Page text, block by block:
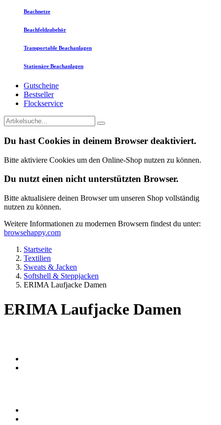
Beachnetze
Beachfeldzubehör
Transportable Beachanlagen
Stationäre Beachanlagen
Gutscheine
Bestseller
Flockservice
Du hast Cookies in deinem Browser deaktiviert.
Bitte aktiviere Cookies um den Online-Shop nutzen zu können.
Du nutzt einen nicht unterstützten Browser.
Bitte aktualisiere deinen Browser um unseren Shop vollständig
nutzen zu können.
Weitere Informationen zu modernen Browsern findest du unter:
browsehappy.com
Startseite
Textilien
Sweats & Jacken
Softshell & Steppjacken
ERIMA Laufjacke Damen
ERIMA Laufjacke Damen